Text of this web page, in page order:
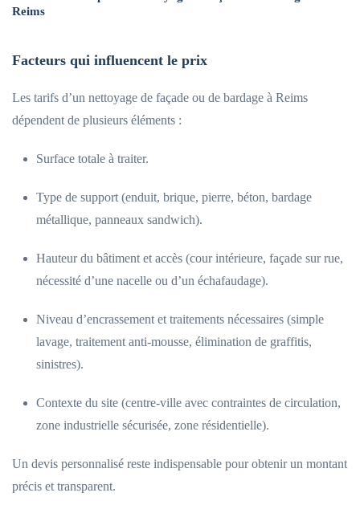
Reims
Facteurs qui influencent le prix
Les tarifs d’un nettoyage de façade ou de bardage à Reims
dépendent de plusieurs éléments :
Surface totale à traiter.
Type de support (enduit, brique, pierre, béton, bardage
métallique, panneaux sandwich).
Hauteur du bâtiment et accès (cour intérieure, façade sur rue,
nécessité d’une nacelle ou d’un échafaudage).
Niveau d’encrassement et traitements nécessaires (simple
lavage, traitement anti-mousse, élimination de graffitis,
sinistres).
Contexte du site (centre-ville avec contraintes de circulation,
zone industrielle sécurisée, zone résidentielle).
Un devis personnalisé reste indispensable pour obtenir un montant
précis et transparent.